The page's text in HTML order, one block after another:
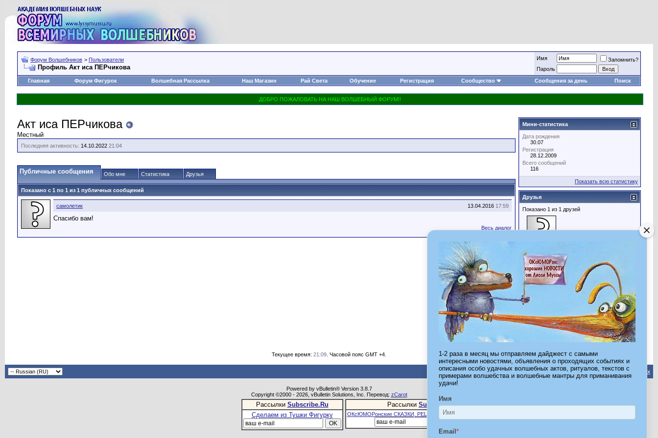
1-2 раза в месяц мы отправляем дайджест с самыми
интересными новостями, объявления о проходящих событиях и
описания особо удачных волшебных актов, ритуалов, текстов с
примерами волшебства и волшебные мантры для приманивания
удачи!
Имя
Email *
Форум Волшебников > Пользователи
Профиль Акт иса ПЕРчикова
Имя
Запомнить?
Пароль
Главная
Форум Фигурок Волшебная Рассылка Наш Магазин Рай Света Обучение Регистрация Сообщество Сообщения за день Поиск
Акт иса ПЕРчикова
Местный
Последняя активность: 14.10.2022 21:04
Публичные сообщения Обо мне Статистика Друзья
Показано с 1 по 1 из 1 публичных сообщений
13.04.2016 17:59
самолетик
Спасибо вам!
Весь диалог
Мини-статистика
Дата рождения
30.07
Регистрация
28.12.2009
Всего сообщений
116
Показать всю статистику
Друзья
Показано 1 из 1 друзей
Все друзья
Последние посетители
Последние 10 посетителя(ей) этой страницы:
ЗнамовсЁ МоЛи МурНина
Сергеева Утренняя Заря ФеяЛиСсичкина
Френча самолетик солнышкоУРА
Эта страница была посещена24,581раз
Текущее время: 21:09 . Часовой пояс GMT +4.
Обратная связь- Форум Волшебников-Архив- Вверх
Powered by vBulletin® Version 3.8.7
Copyright ©2000 - 2026, vBulletin Solutions, Inc. Перевод: zCarot
Рассылки Subscribe.Ru
Сделаем из Тушки Фигурку
Рассылки Subscribe.Ru
ОКсЮМОРонские СКАЗКИ, РЕЦЕПТЫ И ШТУЧКИ ДЛЯ ВСЕХ